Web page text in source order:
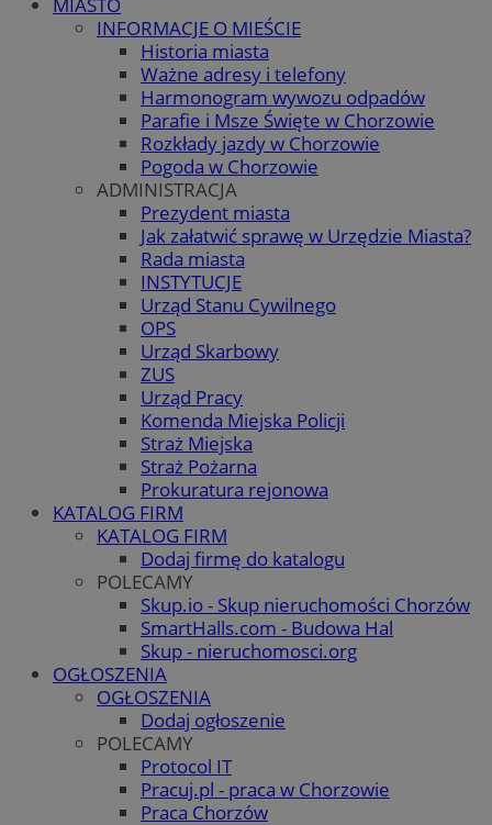
INFORMACJE O MIEŚCIE
Historia miasta
Ważne adresy i telefony
Harmonogram wywozu odpadów
Parafie i Msze Święte w Chorzowie
Rozkłady jazdy w Chorzowie
Pogoda w Chorzowie
ADMINISTRACJA
Prezydent miasta
Jak załatwić sprawę w Urzędzie Miasta?
Rada miasta
INSTYTUCJE
Urząd Stanu Cywilnego
OPS
Urząd Skarbowy
ZUS
Urząd Pracy
Komenda Miejska Policji
Straż Miejska
Straż Pożarna
Prokuratura rejonowa
KATALOG FIRM
KATALOG FIRM
Dodaj firmę do katalogu
POLECAMY
Skup.io - Skup nieruchomości Chorzów
SmartHalls.com - Budowa Hal
Skup - nieruchomosci.org
OGŁOSZENIA
OGŁOSZENIA
Dodaj ogłoszenie
POLECAMY
Protocol IT
Pracuj.pl - praca w Chorzowie
Praca Chorzów